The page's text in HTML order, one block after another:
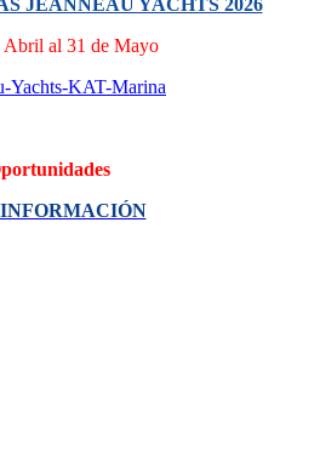
Abril al 31 de Mayo